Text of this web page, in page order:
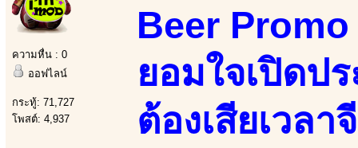
ความหื่น : 0
ออฟไลน์
กระทู้: 71,727
โพสต์: 4,937
Beer
ยอมใจเปิดป
ต้องเสียเวล